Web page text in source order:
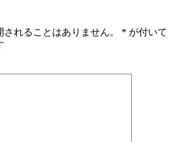
れることはありません。 * が付いて